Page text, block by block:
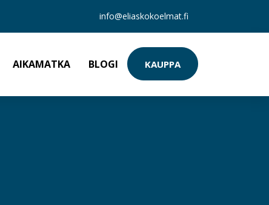
info@eliaskokoelmat.fi
AIKAMATKA BLOGI KAUPPA